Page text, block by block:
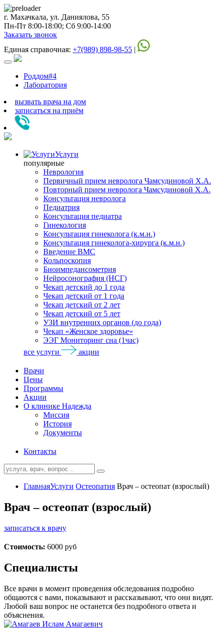
г. Махачкала, ул. Даниялова, 55
Пн-Пт 8:00-18:00; Сб 9:00-14:00
Заказать звонок
Единая справочная: +7(989) 898-98-55 |
Роддом#4
Лаборатория
вызвать врача на дом
записаться на приём
Услуги
популярные
Неврология
Первичный прием невролога Чамсудиновой Х.А.
Повторный прием невролога Чамсудиновой Х.А.
Консультация невролога
Педиатрия
Консультация педиатра
Гинекология
Консультация гинеколога (к.м.н.)
Консультация гинеколога-хирурга (к.м.н.)
Введение ВМС
Кольпоскопия
Биоимпедансометрия
Нейросонография (НСГ)
Чекап детский до 1 года
Чекап детский от 1 года
Чекап детский от 2 лет
Чекап детский от 5 лет
УЗИ внутренних органов (до года)
Чекап «Женское здоровье»
ЭЭГ Мониторинг сна (1час)
все услуги
акции
Врачи
Цены
Программы
Акции
О клинике Надежда
Миссия
История
Документы
Контакты
ГлавнаяУслуги Остеопатия Врач – остеопат (взрослый)
Врач – остеопат (взрослый)
записаться к врачу
Стоимость: 6000 руб
Специалисты
Все врачи в момент проведения обследования подробно
общаются с вами, показывают и рассказывают, что они видят.
Любой ваш вопрос не останется без подробного ответа и
объяснения.